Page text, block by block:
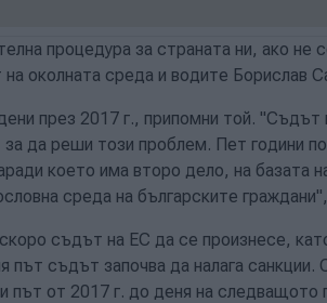
процедура за страната ни, ако не
околната среда и водите Борислав
през 2017 г., припомни той.
за да реши този проблем. Пет години
което има второ дело, на базата
среда на българските
съдът на ЕС да се произнесе,
път съдът започва да налага санкции.
път от 2017 г. до деня на следващото